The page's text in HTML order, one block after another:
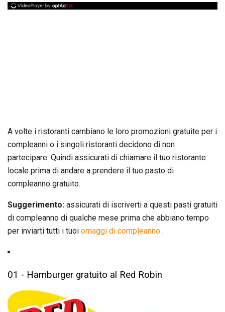
A volte i ristoranti cambiano le loro promozioni gratuite per i
compleanni o i singoli ristoranti decidono di non
partecipare. Quindi assicurati di chiamare il tuo ristorante
locale prima di andare a prendere il tuo pasto di
compleanno gratuito.
Suggerimento: assicurati di iscriverti a questi pasti gratuiti
di compleanno di qualche mese prima che abbiano tempo
per inviarti tutti i tuoi omaggi di compleanno .
01 - Hamburger gratuito al Red Robin